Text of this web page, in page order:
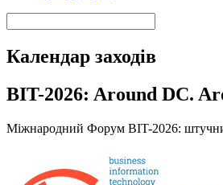
Календар заходів
BIT-2026: Around DC.
Міжнародний Форум BIT-2026: штучний